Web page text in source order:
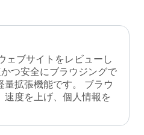
ェブサイトをレビューし
つ安全にブラウジングで
量拡張機能です。 ブラウ
度を上げ、個人情報を